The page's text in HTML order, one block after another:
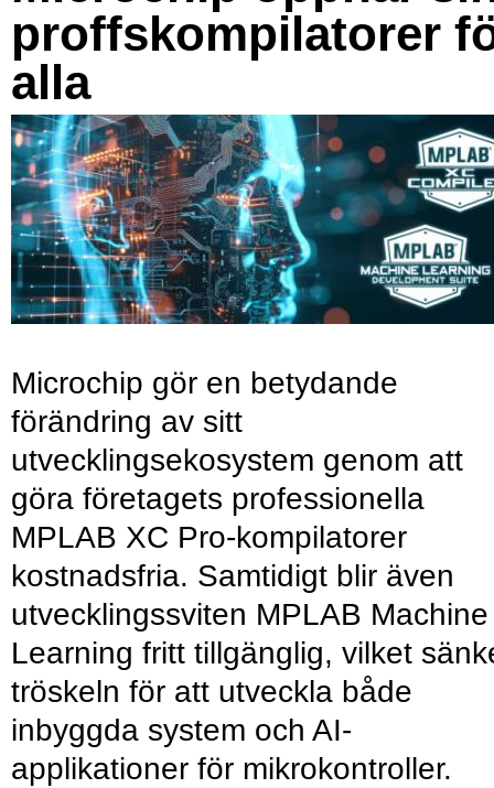
proffskompilatorer
alla
Microchip gör en betydande
förändring av sitt
utvecklingsekosystem genom att
göra företagets professionella
MPLAB XC Pro-kompilatorer
kostnadsfria. Samtidigt blir även
utvecklingssviten MPLAB Machine
Learning fritt tillgänglig, vilket
tröskeln för att utveckla både
inbyggda system och AI-
applikationer för mikrokontroller.